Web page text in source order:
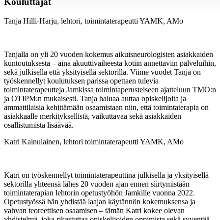
Tanja Hilli-Harju, lehtori, toimintaterapeutti YAMK, AMo
Tanjalla on yli 20 vuoden kokemus aikuisneurologisten asiakkaiden
kuntoutuksesta – aina akuuttivaiheesta kotiin annettaviin palveluihin,
sekä julkisella että yksityisellä sektorilla. Viime vuodet Tanja on
työskennellyt koulutuksen parissa opettaen tulevia
toimintaterapeutteja Jamkissa toimintaperusteiseen ajatteluun TMO:n
ja OTIPM:n mukaisesti. Tanja haluaa auttaa opiskelijoita ja
ammattilaisia kehittämään osaamistaan niin, että toimintaterapia on
asiakkaalle merkityksellistä, vaikuttavaa sekä asiakkaiden
osallistumista lisäävää.
Katri Kainulainen, lehtori toimintaterapeutti YAMK, AMo
Katri on työskennellyt toimintaterapeuttina julkisella ja yksityisellä
sektorilla yhteensä lähes 20 vuoden ajan ennen siirtymistään
toimintaterapian lehtorin opetustyöhön Jamkille vuonna 2022.
Opetustyössä hän yhdistää laajan käytännön kokemuksensa ja
vahvan teoreettisen osaamisen – tämän Katri kokee olevan